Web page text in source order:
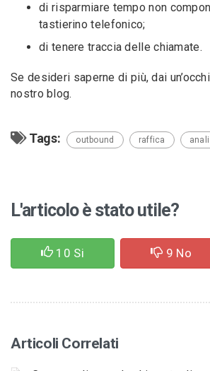
di risparmiare tempo non
tastierino telefonico;
di tenere traccia delle chiamate.
Se desideri saperne di più, dai
nostro blog.
Tags: outbound raffica
L'articolo è stato utile?
10 Si 9 No
Articoli Correlati